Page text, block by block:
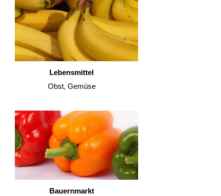
Lebensmittel
Obst, Gemüse
Bauernmarkt